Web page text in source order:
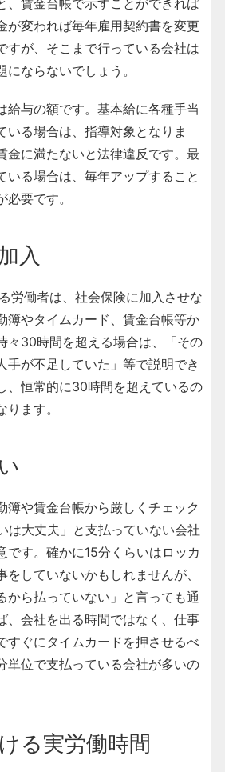
が変われば毎年雇用契約書を変更
すが、そこまで行っている会社は
ならないでしょう。
与の額です。 基本給に各種手当
いる場合は、指導対象となりま
金に満たないと法律違反です。最
いる場合は、毎年アップすること
要です。
入
労働者は、社会保険に加入させな
簿やタイムカード、賃金台帳等か
々30時間を超える場合は、「その
手が不足していた」等で説明でき
、恒常的に30時間を超えているの
ます。
簿や賃金台帳から厳しくチェック
は大丈夫」と支払っていない会社
です。確かに15分くらいはロッカ
していないかもしれませんが、
から払っていない」と言っても通
、会社を出る時間ではなく、仕事
すぐにタイムカードを押させるべ
単位で支払っている会社が多いの
る実労働時間